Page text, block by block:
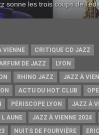
sonne les trois coups de
VIENNE
CRITIQUE CD JAZZ
DE JAZZ
LYON
RHINO JAZZ
JAZZ À
ACTU DU HOT CLUB
PÉRISCOPE LYON
JAZZ À
L AUNE JAZZ À VIENNE 2024
NUITS DE FOURVIÈRE
ERIC